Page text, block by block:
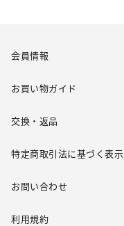
会員情報
お買い物ガイド
交換・返品
特定商取引法に基づく表示
お問い合わせ
利用規約